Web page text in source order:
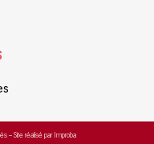
– Site réalisé par Improba